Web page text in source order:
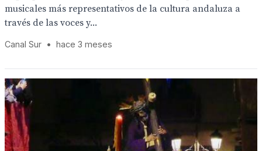
musicales más representativos de la cultura andaluza a
través de las voces y...
Canal Sur • hace 3 meses